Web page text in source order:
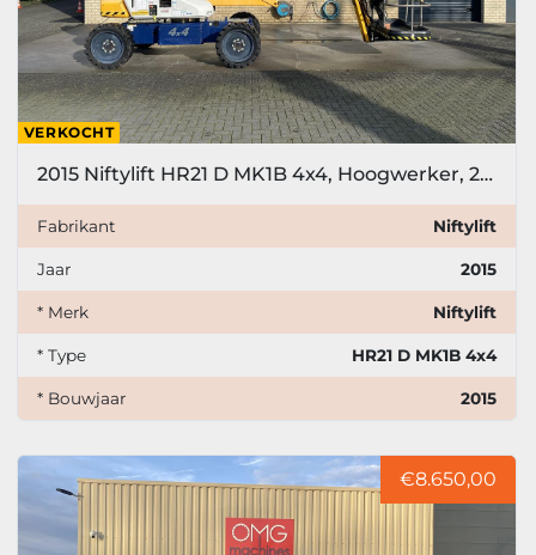
VERKOCHT
2015 Niftylift HR21 D MK1B 4x4, Hoogwerker, 21 meter
Fabrikant Niftylift
Jaar 2015
* Merk Niftylift
* Type HR21 D MK1B 4x4
* Bouwjaar 2015
€8.650,00